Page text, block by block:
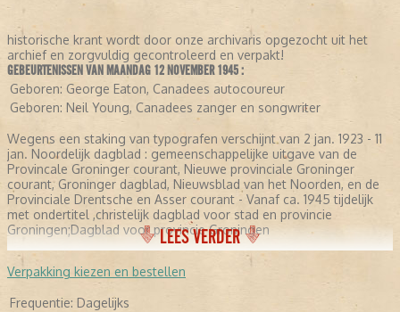
historische krant wordt door onze archivaris opgezocht uit het
archief en zorgvuldig gecontroleerd en verpakt!
GEBEURTENISSEN VAN MAANDAG 12 NOVEMBER 1945 :
Geboren: George Eaton, Canadees autocoureur
Geboren: Neil Young, Canadees zanger en songwriter
Wegens een staking van typografen verschijnt van 2 jan. 1923 - 11
jan. Noordelijk dagblad : gemeenschappelijke uitgave van de
Provincale Groninger courant, Nieuwe provinciale Groninger
courant, Groninger dagblad, Nieuwsblad van het Noorden, en de
Provinciale Drentsche en Asser courant - Vanaf ca. 1945 tijdelijk
met ondertitel ,christelijk dagblad voor stad en provincie
Groningen;Dagblad voor provincie Groningen
LEES VERDER
Verpakking kiezen en bestellen
Frequentie: Dagelijks